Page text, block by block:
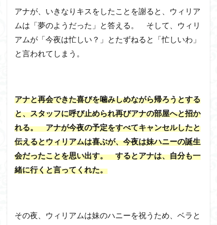
アナが、いきなりキスをしたことを謝ると、ウィリア
ムは「夢のようだった」と答える。 そして、ウィリ
アムが「今夜は忙しい？」とたずねると「忙しいわ」
と言われてしまう。
アナと再会できた喜びを噛みしめながら帰ろうとする
と、スタッフに呼び止められ再びアナの部屋へと招か
れる。 アナが今夜の予定をすべてキャンセルしたと
伝えるとウィリアムは喜ぶが、今夜は妹ハニーの誕生
会だったことを思い出す。 するとアナは、自分も一
緒に行くと言ってくれた。
その夜、ウィリアムは妹のハニーを祝うため、ベラと